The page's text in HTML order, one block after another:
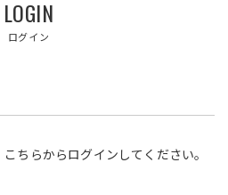
店舗を探す
LOGIN
ログイン
ちらからログインしてください。